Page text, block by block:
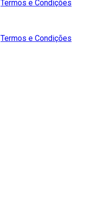
Termos e Condições
Termos e Condições